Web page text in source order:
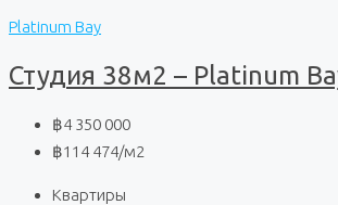
Platinum Bay
Студия 38м2 – Platinum
฿4 350 000
฿114 474/м2
Квартиры